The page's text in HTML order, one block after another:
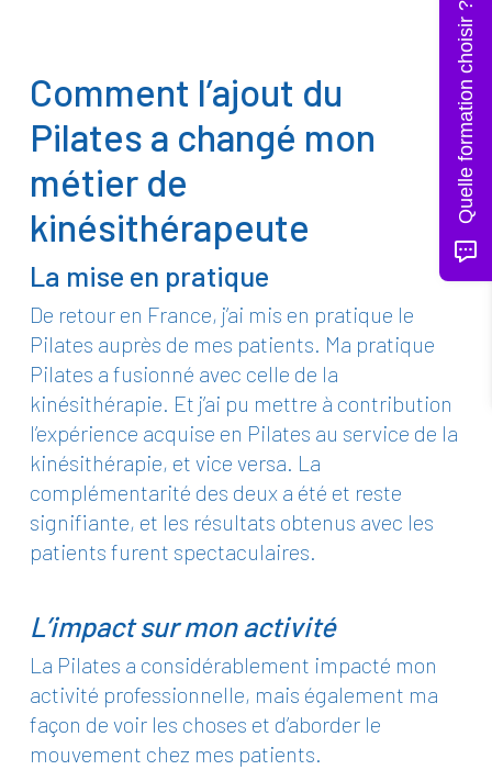
Comment l’ajout du
Pilates a changé mon
métier de
kinésithérapeute
La mise en pratique
De retour en France, j’ai mis en pratique le
Pilates auprès de mes patients. Ma pratique
Pilates a fusionné avec celle de la
kinésithérapie. Et j’ai pu mettre à contribution
l’expérience acquise en Pilates au service de la
kinésithérapie, et vice versa. La
complémentarité des deux a été et reste
signifiante, et les résultats obtenus avec les
patients furent spectaculaires.
L’impact sur mon activité
La Pilates a considérablement impacté mon
activité professionnelle, mais également ma
façon de voir les choses et d’aborder le
mouvement chez mes patients.
Quelle formation choisir ?